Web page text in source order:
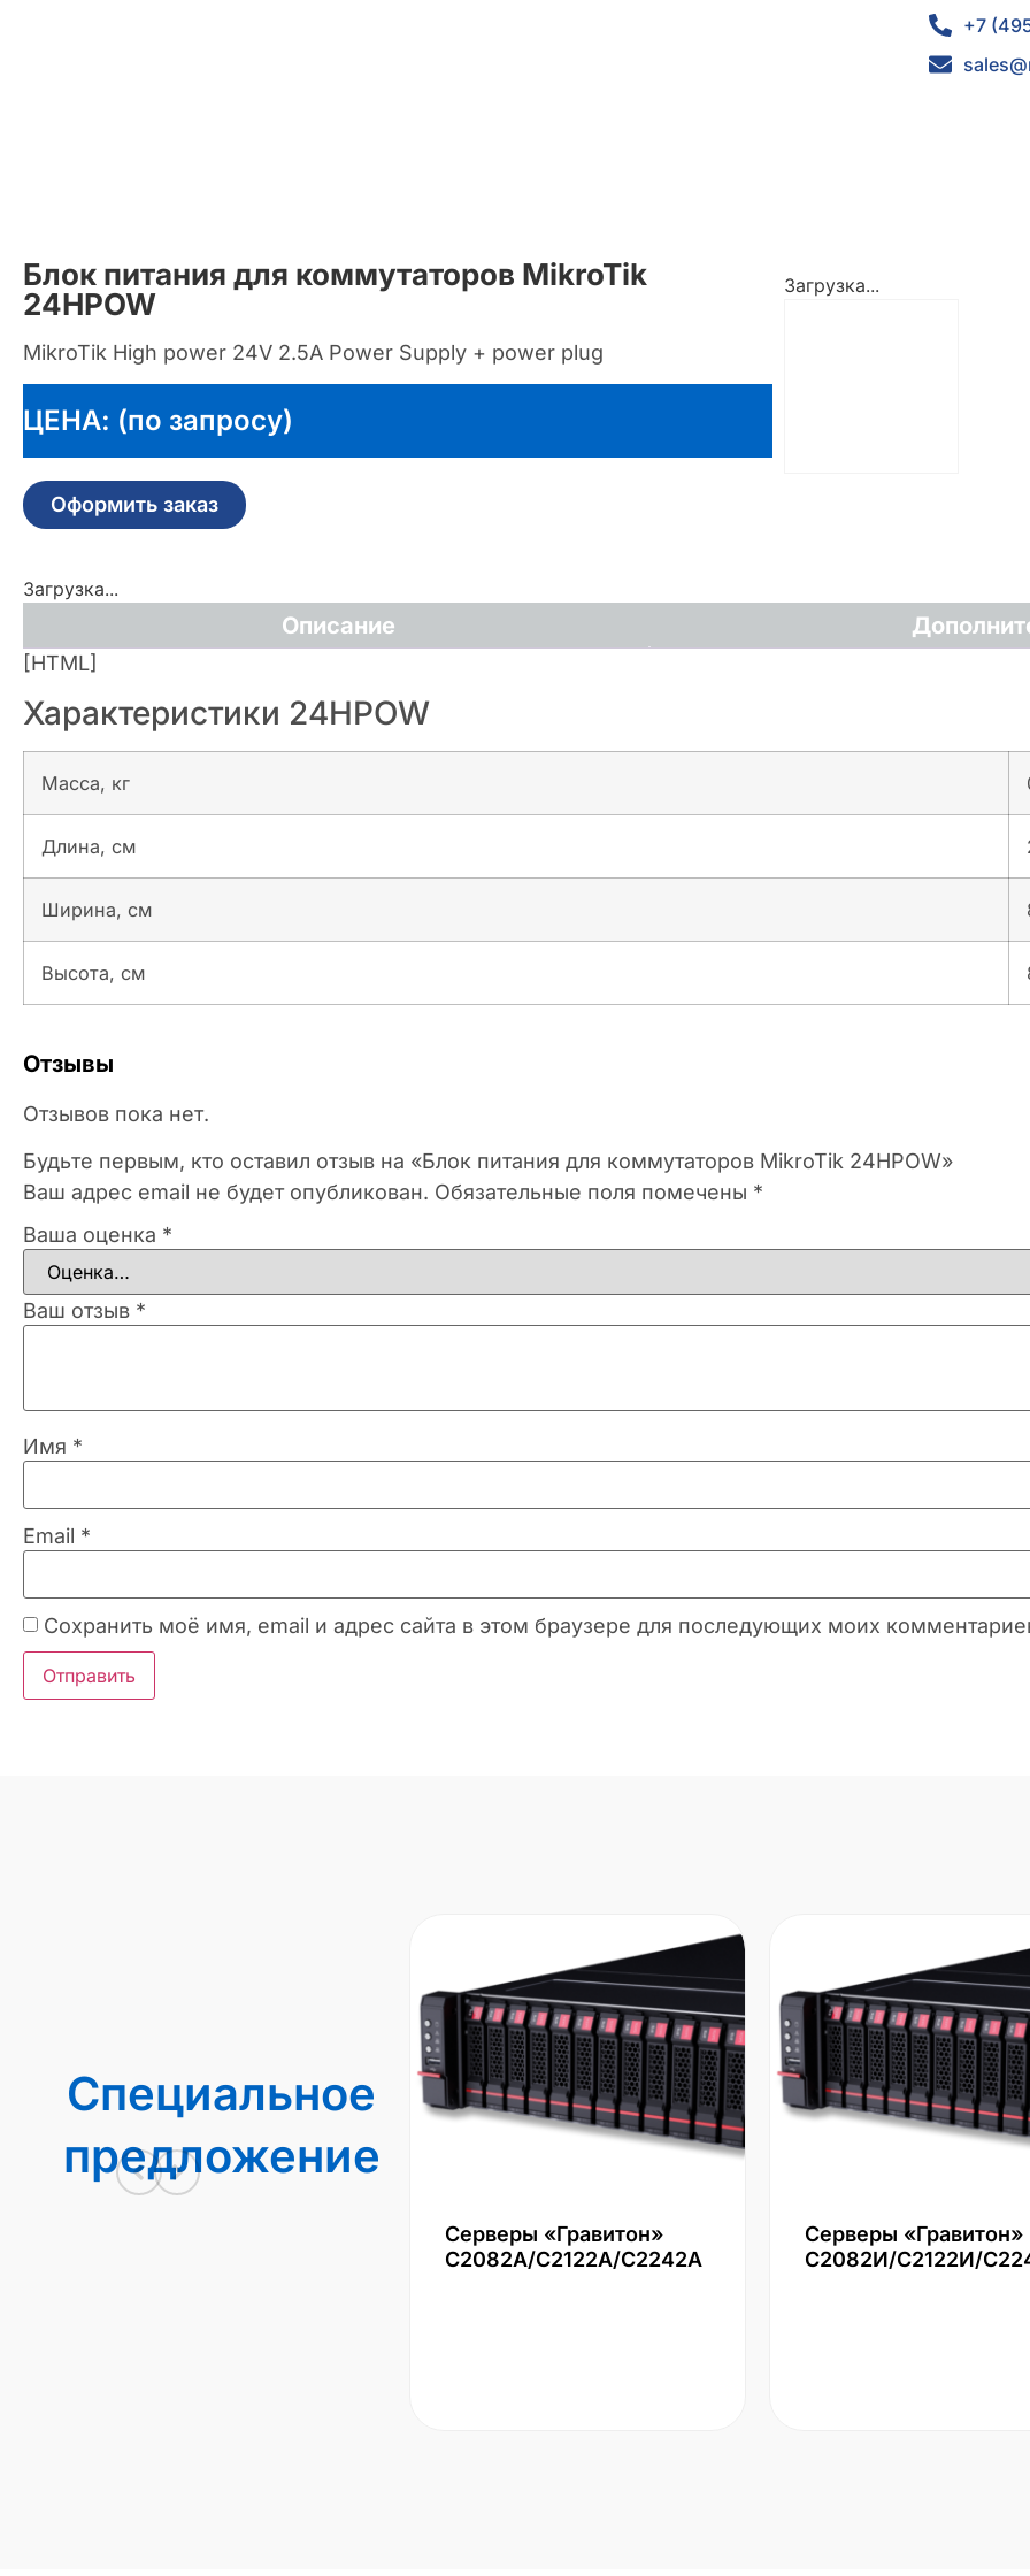
+7
Блок питания для коммутаторов MikroTik
24HPOW
MikroTik High power 24V 2.5A Power Supply + power plug
ЦЕНА: (по запросу)
Оформить заказ
Загрузка...
Загрузка...
Описание
[HTML]
Характеристики 24HPOW
Масса, кг
Длина, см
Ширина, см
Высота, см
Отзывы
Отзывов пока нет.
Будьте первым, кто оставил отзыв на «Блок питания для коммутаторов MikroTik 24HPOW»
Ваш адрес email не будет опубликован. Обязательные поля помечены *
Ваша оценка *
Ваш отзыв *
Имя *
Email *
Сохранить моё имя, email и адрес сайта в этом браузере для последующих моих
Специальное
предложение
Серверы «Гравитон»
С2082А/С2122А/С2242А
Серверы «Гравитон»
С2082И/С2122И/